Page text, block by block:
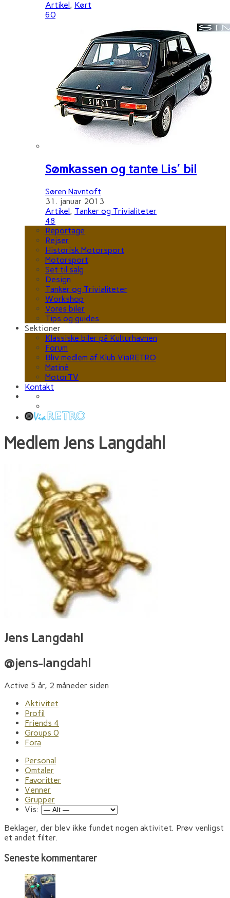
Artikel, Kørt
60
Sømkassen og tante Lis' bil
Søren Navntoft
31. januar 2013
Artikel, Tanker og Trivialiteter
48
Reportage
Rejser
Historisk Motorsport
Motorsport
Set til salg
Design
Tanker og Trivialiteter
Workshop
Vores biler
Tips og guides
Sektioner
Klassiske biler på Kulturhavnen
Forum
Bliv medlem af Klub ViaRETRO
Matiné
MotorTV
Kontakt
Medlem Jens Langdahl
Jens Langdahl
@jens-langdahl
Active 5 år, 2 måneder siden
Aktivitet
Profil
Friends 4
Groups 0
Fora
Personal
Omtaler
Favoritter
Venner
Grupper
Vis:
Beklager, der blev ikke fundet nogen aktivitet. Prøv venligst
et andet filter.
Seneste kommentarer